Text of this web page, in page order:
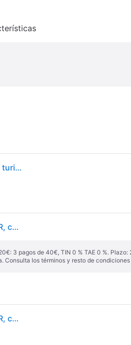
Hankook Winter i*cept RS3 W462 215/55 R17 98V coche de turismo Neumáticos de invierno Neumáticos 1028360
Hankook Winter i*cept RS3 (W462) ( 215/55 R17 98V XL 4PR, con protector de llanta (MFS) SBL ) - negro
3 pagos de 40€, TIN 0 % TAE 0 %.
Consulta los términos y resto de condiciones
Hankook Winter i*cept RS3 (W462) ( 215/55 R17 98V XL 4PR, con protector de llanta (MFS) SBL )